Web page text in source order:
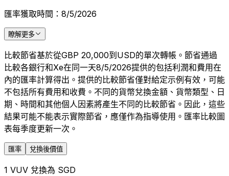
匯率獲取時間：8/5/2026
瞭解更多
比較節省基於從GBP 20,000到USD的單次轉帳。節省通過
比較各銀行和Xe在同一天8/5/2026提供的包括利潤和費用在
內的匯率計算得出。提供的比較節省僅對給定示例有效，可能
不包括所有費用和收費。不同的貨幣兌換金額、貨幣類型、日
期、時間和其他個人因素將產生不同的比較節省。因此，這些
結果可能不能表示實際節省，應僅作為指導使用。匯率比較圖
表每季度更新一次。
匯率 兌換後價值
1 VUV 兌換為 SGD